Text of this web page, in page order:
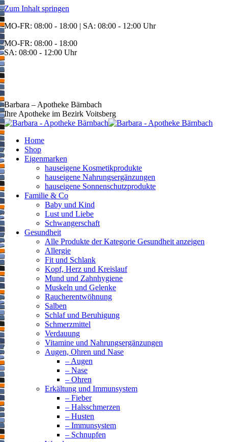
Zum Inhalt springen
MO-FR: 08:00 - 18:00 | SA: 08:00 - 12:00 Uhr
MO-FR: 08:00 - 18:00
SA: 08:00 - 12:00 Uhr
BEREITSCHAFT
+43 3142 62553
Barbara – Apotheke Bärnbach
Ihre Apotheke im Bezirk Voitsberg
Home
Shop
Eigenmarken
hauseigene Kosmetikprodukte
hauseigene Nahrungsergänzungen
hauseigene Sonnenschutzprodukte
Familie & Co
Baby und Kind
Lust und Liebe
Schwangerschaft
Gesundheit
Alle Produkte der Kategorie Gesundheit anzeigen
Allergie
Fit und Schlank
Kopf, Herz und Kreislauf
Mund und Zahnhygiene
Muskeln und Gelenke
Raucherentwöhnung
Salben
Schlaf und Beruhigung
Schmerzmittel
Verdauung
Vitamine und Nahrungsergänzungen
Augen, Ohren und Nase
– Augen
– Nase
– Ohren
Erkältung und Immunsystem
– Fieber
– Halsschmerzen
– Husten
– Immunsystem
– Schnupfen